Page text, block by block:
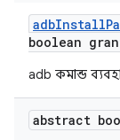
adbInstall
boolean
adb কমান্ড
abstract